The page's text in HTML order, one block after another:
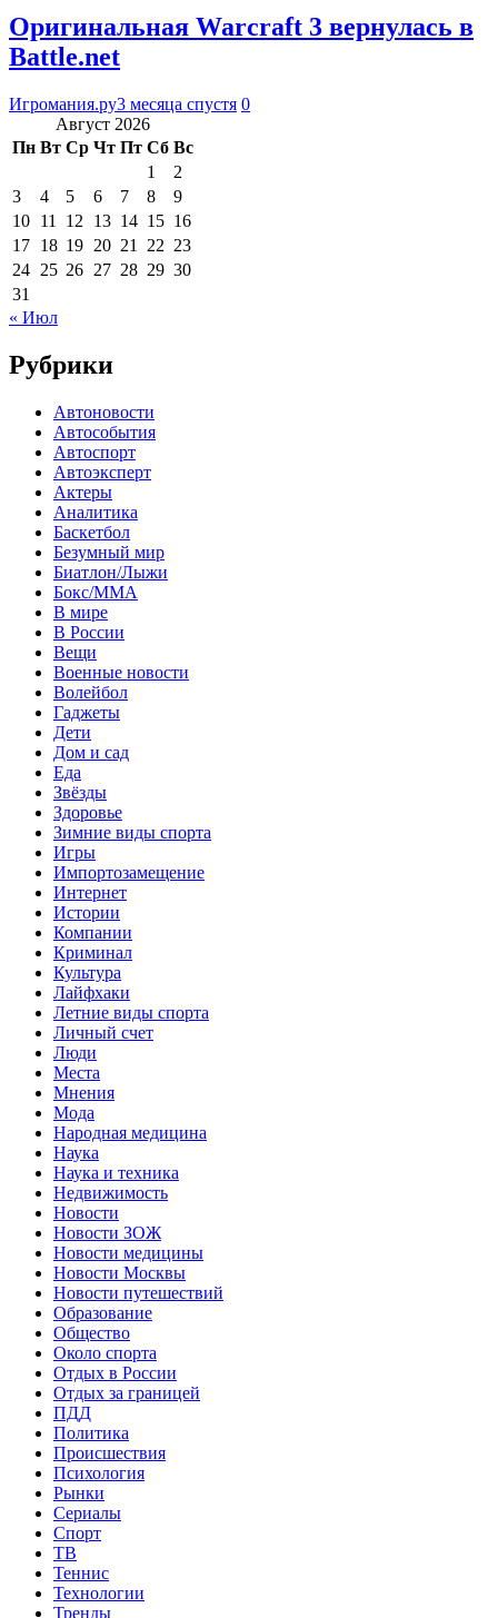
Оригинальная Warcraft 3 вернулась в
Battle.net
Игромания.ру3 месяца спустя 0
Август 2026
Пн Вт Ср Чт Пт Сб Вс
1
2
3
4 5 6 7 8
9
10 11 12 13 14 15 16
17 18 19 20 21 22 23
24 25 26 27 28 29 30
31
« Июл
Рубрики
Автоновости
Автособытия
Автоспорт
Автоэксперт
Актеры
Аналитика
Баскетбол
Безумный мир
Биатлон/Лыжи
Бокс/MMA
В мире
В России
Вещи
Военные новости
Волейбол
Гаджеты
Дети
Дом и сад
Еда
Звёзды
Здоровье
Зимние виды спорта
Игры
Импортозамещение
Интернет
Истории
Компании
Криминал
Культура
Лайфхаки
Летние виды спорта
Личный счет
Люди
Места
Мнения
Мода
Народная медицина
Наука
Наука и техника
Недвижимость
Новости
Новости ЗОЖ
Новости медицины
Новости Москвы
Новости путешествий
Образование
Общество
Около спорта
Отдых в России
Отдых за границей
ПДД
Политика
Происшествия
Психология
Рынки
Сериалы
Спорт
ТВ
Теннис
Технологии
Тренды